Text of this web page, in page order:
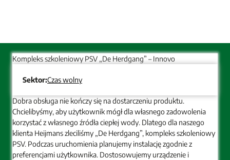
Kompleks szkoleniowy PSV „De Herdgang” – Innovo
Sektor:Czas wolny
Dobra obsługa nie kończy się na dostarczeniu produktu.
Chcielibyśmy, aby użytkownik mógł dla własnego zadowolenia
korzystać z własnego źródła ciepłej wody. Dlatego dla naszego
klienta Heijmans zleciliśmy „De Herdgang”, kompleks szkoleniowy
PSV. Podczas uruchomienia planujemy instalację zgodnie z
preferencjami użytkownika. Dostosowujemy urządzenie i